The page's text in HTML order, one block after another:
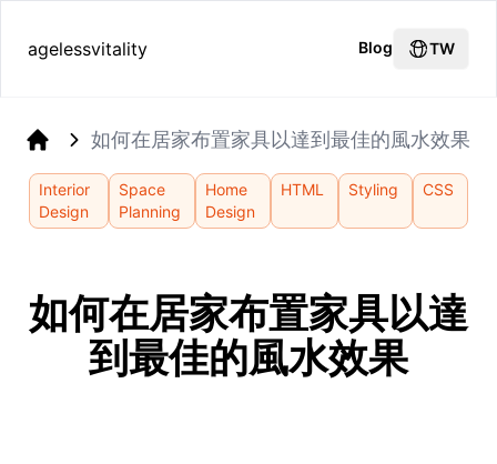
agelessvitality Blog TW
如何在居家布置家具以達到最佳的風水效果
Interior
Design
Space
Planning
Home
Design
HTML Styling CSS
如何在居家布置家具以達
到最佳的風水效果